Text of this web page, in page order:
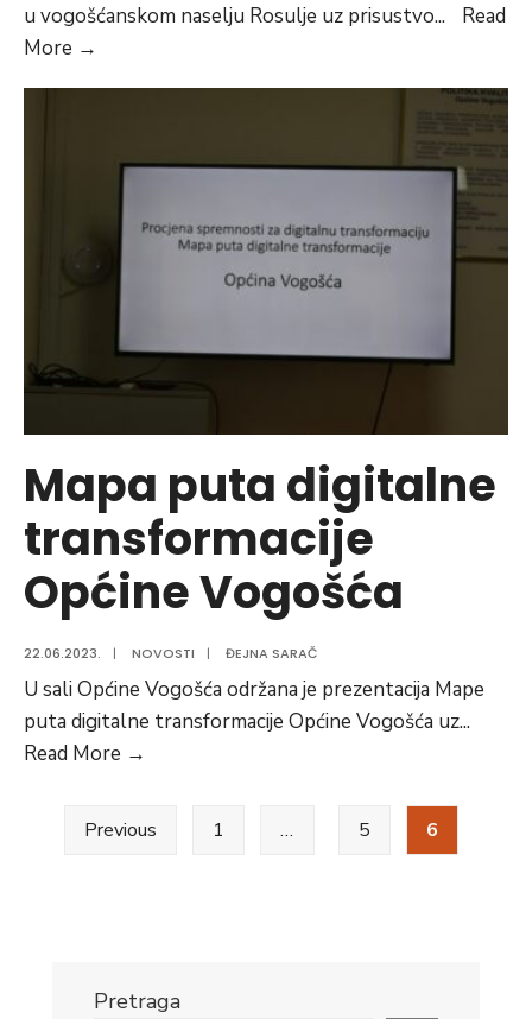
u vogošćanskom naselju Rosulje uz prisustvo...
Read
More →
OBILJEŽJE
MALOLJETNIM
BORCIMA
ARMIJE
RBIH
Mapa puta digitalne
transformacije
Općine Vogošća
22.06.2023. | NOVOSTI | ĐEJNA SARAČ
U sali Općine Vogošća održana je prezentacija Mape
puta digitalne transformacije Općine Vogošća uz...
Read More →
digitalne
Posts
Previous 1 … 5 6
Pretraga